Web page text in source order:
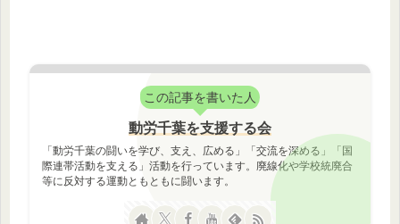
この記事を書いた人
動労千葉を支援する会
「動労千葉の闘いを学び、支え、広める」「交流を深める」「国
際連帯活動を支える」活動を行っています。廃線化や学校統廃合
等に反対する運動ともともに闘います。